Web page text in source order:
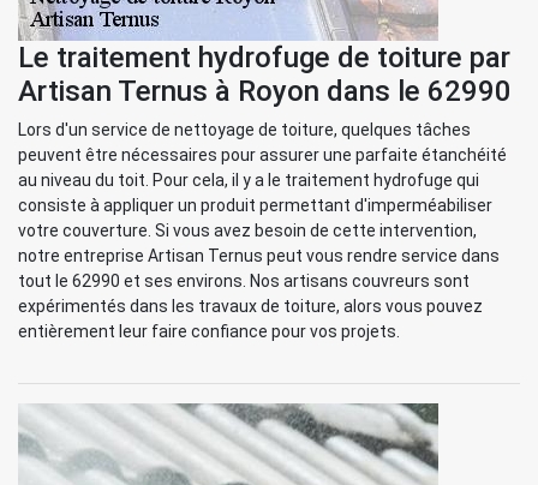
Le traitement hydrofuge de toiture par
Artisan Ternus à Royon dans le 62990
Lors d'un service de nettoyage de toiture, quelques tâches
peuvent être nécessaires pour assurer une parfaite étanchéité
au niveau du toit. Pour cela, il y a le traitement hydrofuge qui
consiste à appliquer un produit permettant d'imperméabiliser
votre couverture. Si vous avez besoin de cette intervention,
notre entreprise Artisan Ternus peut vous rendre service dans
tout le 62990 et ses environs. Nos artisans couvreurs sont
expérimentés dans les travaux de toiture, alors vous pouvez
entièrement leur faire confiance pour vos projets.